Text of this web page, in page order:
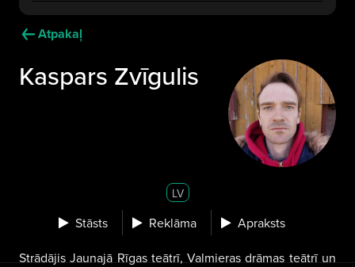
Atpakaļ
Kaspars Zvīgulis
LV
Stāsts Reklāma Apraksts
Strādājis Jaunajā Rīgas teātrī, Valmieras drāmas teātrī un